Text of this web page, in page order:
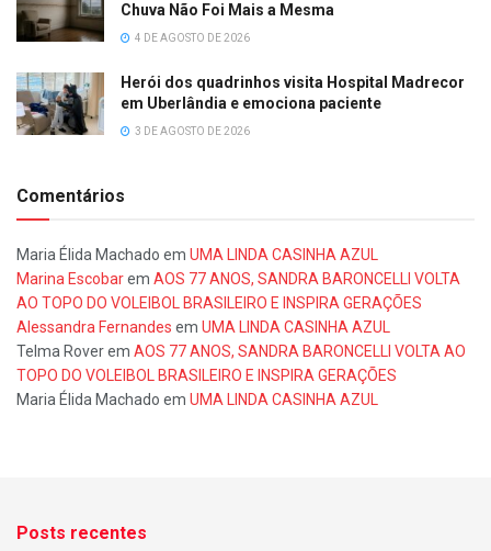
Chuva Não Foi Mais a Mesma
4 DE AGOSTO DE 2026
Herói dos quadrinhos visita Hospital Madrecor
em Uberlândia e emociona paciente
3 DE AGOSTO DE 2026
Comentários
Maria Élida Machado em UMA LINDA CASINHA AZUL
Marina Escobarem AOS 77 ANOS, SANDRA BARONCELLI VOLTA
AO TOPO DO VOLEIBOL BRASILEIRO E INSPIRA GERAÇÕES
Alessandra Fernandes em UMA LINDA CASINHA AZUL
Telma Roverem AOS 77 ANOS, SANDRA BARONCELLI VOLTA AO
TOPO DO VOLEIBOL BRASILEIRO E INSPIRA GERAÇÕES
Maria Élida Machado em UMA LINDA CASINHA AZUL
Posts recentes